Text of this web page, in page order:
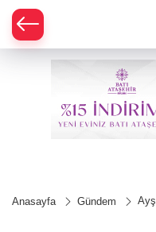
Anasayfa Gündem